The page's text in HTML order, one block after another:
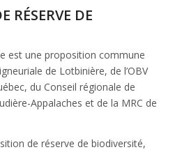
RÉSERVE DE
est une proposition commune
de Lotbinière, de l’OBV
du Conseil régionale de
Appalaches et de la MRC de
de réserve de biodiversité,